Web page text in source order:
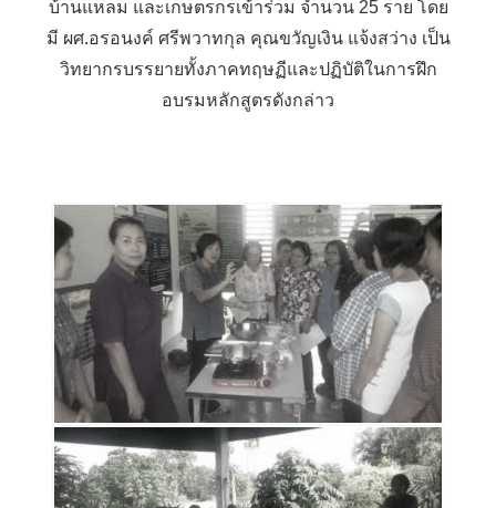
บ้านแหลม และเกษตรกรเข้าร่วม จำนวน 25 ราย โดย
มี ผศ.อรอนงค์ ศรีพวาทกุล คุณขวัญเงิน แจ้งสว่าง เป็น
วิทยากรบรรยายทั้งภาคทฤษฏีและปฏิบัติในการฝึก
อบรมหลักสูตรดังกล่าว